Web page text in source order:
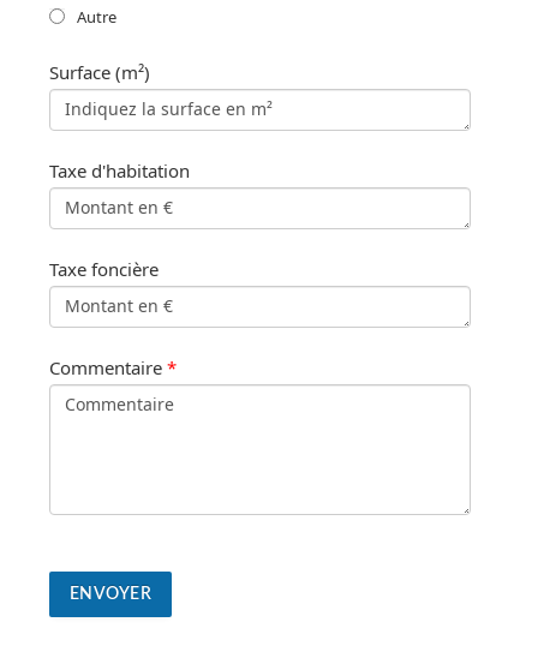
Autre
Surface (m²)
Taxe d'habitation
Taxe foncière
Commentaire *